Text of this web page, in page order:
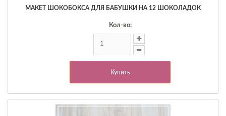
МАКЕТ ШОКОБОКСА ДЛЯ БАБУШКИ НА 12 ШОКОЛАДОК
Кол-во:
Купить